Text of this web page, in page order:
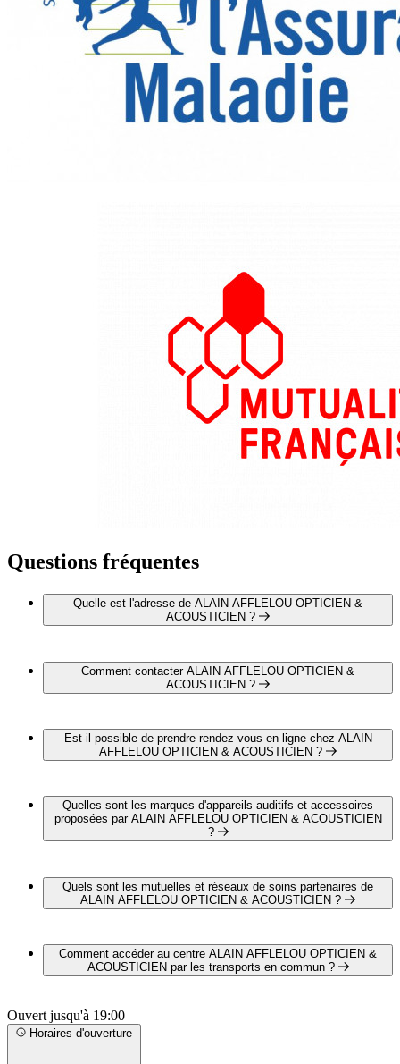
Questions fréquentes
Quelle est l'adresse de ALAIN AFFLELOU OPTICIEN &
ACOUSTICIEN ?
situé au 441 route de la Bernardière, 40990 Saint-Paul-Les-
Comment contacter ALAIN AFFLELOU OPTICIEN &
ACOUSTICIEN ?
ACOUSTICIEN par téléphone au 05 58 56 16 69
Est-il possible de prendre rendez-vous en ligne chez ALAIN
AFFLELOU OPTICIEN & ACOUSTICIEN ?
ne propose pas encore de lien depuis notre site internet pour
prendre un rendez-vous en ligne.
Quelles sont les marques d'appareils auditifs et accessoires
proposées par ALAIN AFFLELOU OPTICIEN & ACOUSTICIEN
?
propose les marques suivantes :
BIOTONE TECHNOLOGIE
UNITRON
STARKEY FRANCE
SIGNIA
RESOUND
OTICON
BERNAFON
Quels sont les mutuelles et réseaux de soins partenaires de
ALAIN AFFLELOU OPTICIEN & ACOUSTICIEN ?
partenaire avec les mutuelles et réseaux de soins suivants :
ASSURANCE MALADIE
Comment accéder au centre ALAIN AFFLELOU OPTICIEN &
ACOUSTICIEN par les transports en commun ?
situé à proximité des arrêts suivants :
Bus - Grand Mail
Ouvert jusqu'à 19:00
Horaires d'ouverture